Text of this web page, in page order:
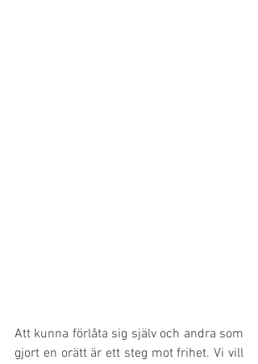
Att kunna förlåta sig själv och andra som
gjort en orätt är ett steg mot frihet. Vi vill